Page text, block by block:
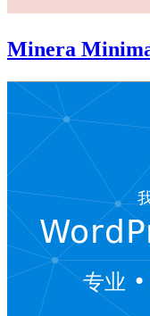
Minera